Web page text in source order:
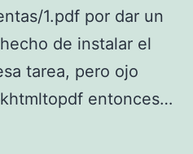
1.pdf por dar un
de instalar el
tarea, pero ojo
entonces…